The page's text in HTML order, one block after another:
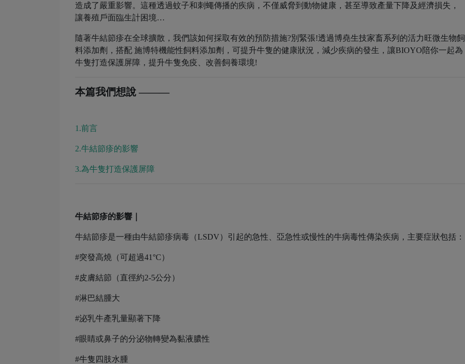
造成了嚴重影響。這種透過蚊子和刺蠅傳播的疾病，不僅威脅到動物健康，甚至導致產量下降及經濟損失，
讓養殖戶面臨生計困境…
隨著牛結節疹在全球擴散，我們該如何採取有效的預防措施?別緊張!透過博堯生技家畜系列的活力旺微生物飼
料添加劑，搭配 施博特機能性飼料添加劑，可提升牛隻的健康狀況，減少疾病的發生，讓BIOYO陪你一起為
牛隻打造保護屏障，提升牛隻免疫、改善飼養環境!
本篇我們想說 ———
1.前言
2.牛結節疹的影響
3.為牛隻打造保護屏障
牛結節疹的影響
牛結節疹是一種由牛結節疹病毒（LSDV）引起的急性、亞急性或慢性的牛病毒性傳染疾病，主要症狀包括：
#突發高燒（可超過41°C）
#皮膚結節（直徑約2-5公分）
#淋巴結腫大
#泌乳牛產乳量顯著下降
#眼睛或鼻子的分泌物轉變為黏液膿性
#牛隻四肢水腫